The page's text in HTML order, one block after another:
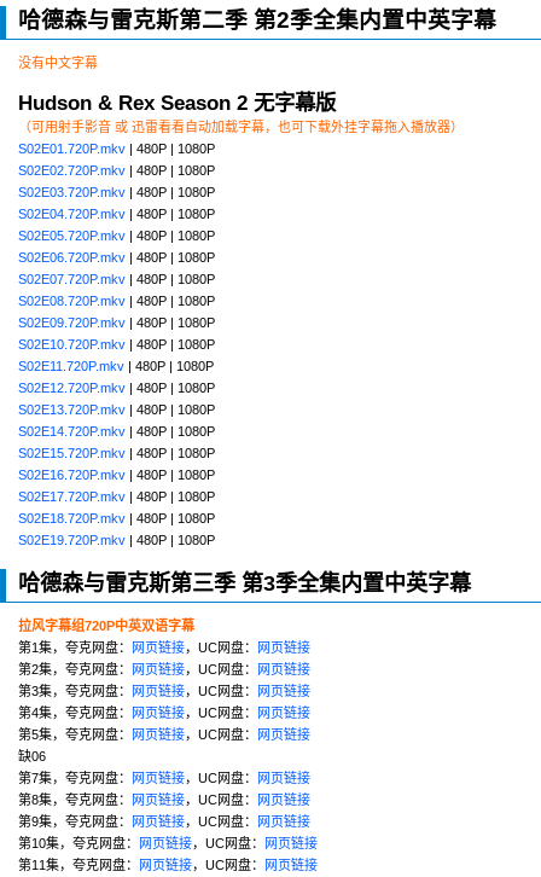
哈德森与雷克斯第二季 第2季全集内置中英字幕
没有中文字幕
Hudson & Rex Season 2 无字幕版
（可用射手影音 或 迅雷看看自动加载字幕，也可下载外挂字幕拖入播放器）
S02E01.720P.mkv | 480P | 1080P
S02E02.720P.mkv | 480P | 1080P
S02E03.720P.mkv | 480P | 1080P
S02E04.720P.mkv | 480P | 1080P
S02E05.720P.mkv | 480P | 1080P
S02E06.720P.mkv | 480P | 1080P
S02E07.720P.mkv | 480P | 1080P
S02E08.720P.mkv | 480P | 1080P
S02E09.720P.mkv | 480P | 1080P
S02E10.720P.mkv | 480P | 1080P
S02E11.720P.mkv | 480P | 1080P
S02E12.720P.mkv | 480P | 1080P
S02E13.720P.mkv | 480P | 1080P
S02E14.720P.mkv | 480P | 1080P
S02E15.720P.mkv | 480P | 1080P
S02E16.720P.mkv | 480P | 1080P
S02E17.720P.mkv | 480P | 1080P
S02E18.720P.mkv | 480P | 1080P
S02E19.720P.mkv | 480P | 1080P
哈德森与雷克斯第三季 第3季全集内置中英字幕
拉风字幕组720P中英双语字幕
第1集，夸克网盘： 网页链接，UC网盘： 网页链接
第2集，夸克网盘： 网页链接，UC网盘： 网页链接
第3集，夸克网盘： 网页链接，UC网盘： 网页链接
第4集，夸克网盘： 网页链接，UC网盘： 网页链接
第5集，夸克网盘： 网页链接，UC网盘： 网页链接
缺06
第7集，夸克网盘： 网页链接，UC网盘： 网页链接
第8集，夸克网盘： 网页链接，UC网盘： 网页链接
第9集，夸克网盘： 网页链接，UC网盘： 网页链接
第10集，夸克网盘： 网页链接，UC网盘： 网页链接
第11集，夸克网盘： 网页链接，UC网盘： 网页链接